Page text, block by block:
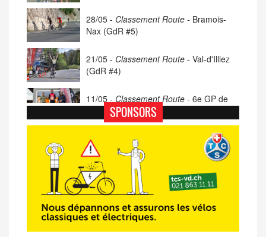
28/05 - Classement Route - Bramois-
Nax (GdR #5)
21/05 - Classement Route - Val-d'Illiez
(GdR #4)
11/05 - Classement Route - 6e GP de
Porsel (TdC #4)
07/05 - Classement Route -
Blonay-Les
Pléiades (GdR #3)
23/04 - Classement Route -4e Pringy -
Moléson (TdC #3)
14/04 -Photos -Les photos du 5e GP
de Semsales
SPONSORS